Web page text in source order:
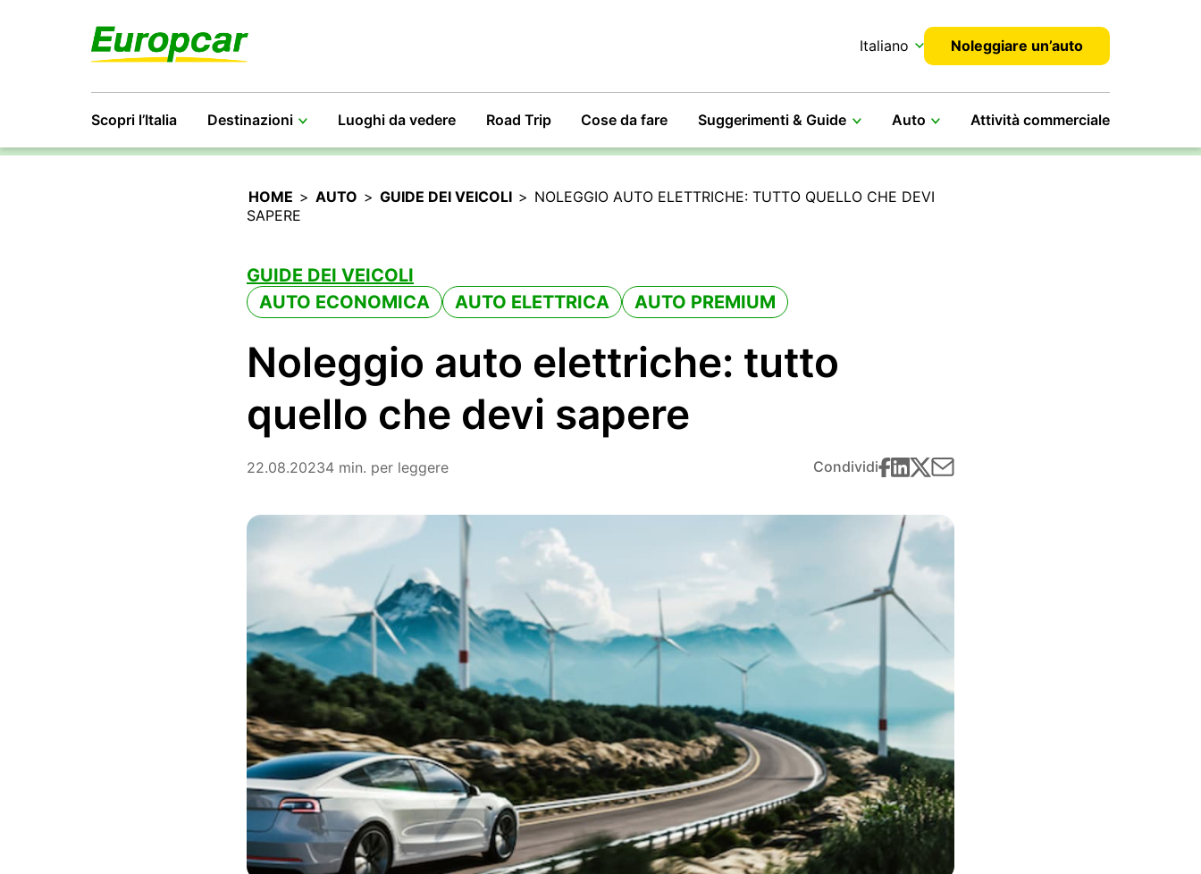
Italiano Noleggiare un’auto
Scopri l’Italia Destinazioni Luoghi da vedere Road Trip Cose da fare Suggerimenti & Guide Auto Attività commerciale
HOME > AUTO > GUIDE DEI VEICOLI > NOLEGGIO AUTO ELETTRICHE: TUTTO QUELLO CHE DEVI
SAPERE
GUIDE DEI VEICOLI
AUTO ECONOMICA
AUTO ELETTRICA AUTO PREMIUM
Noleggio auto elettriche: tutto
quello che devi sapere
22.08.20234 min. per leggere Condividi